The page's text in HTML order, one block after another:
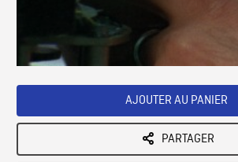
AJOUTER AU PANIER
PARTAGER